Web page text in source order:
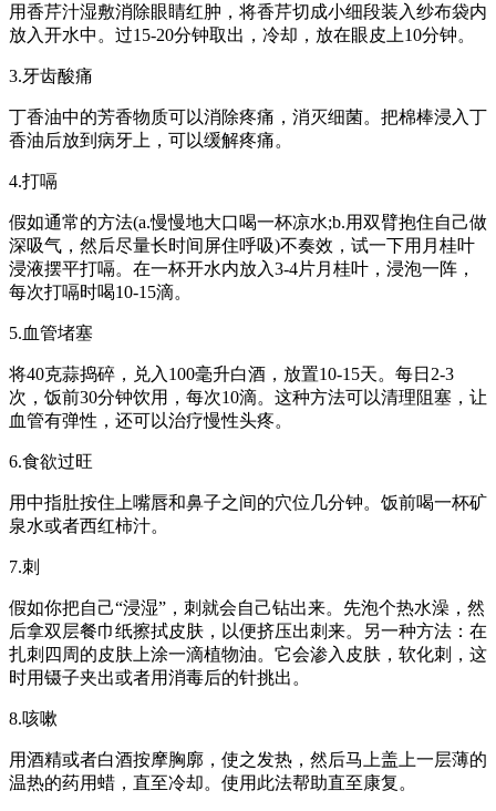
用香芹汁湿敷消除眼睛红肿，将香芹切成小细段装入纱布袋内
放入开水中。过15-20分钟取出，冷却，放在眼皮上10分钟。
3.牙齿酸痛
丁香油中的芳香物质可以消除疼痛，消灭细菌。把棉棒浸入丁
香油后放到病牙上，可以缓解疼痛。
4.打嗝
假如通常的方法(a.慢慢地大口喝一杯凉水;b.用双臂抱住自己做
深吸气，然后尽量长时间屏住呼吸)不奏效，试一下用月桂叶
浸液摆平打嗝。在一杯开水内放入3-4片月桂叶，浸泡一阵，
每次打嗝时喝10-15滴。
5.血管堵塞
将40克蒜捣碎，兑入100毫升白酒，放置10-15天。每日2-3
次，饭前30分钟饮用，每次10滴。这种方法可以清理阻塞，让
血管有弹性，还可以治疗慢性头疼。
6.食欲过旺
用中指肚按住上嘴唇和鼻子之间的穴位几分钟。饭前喝一杯矿
泉水或者西红柿汁。
7.刺
假如你把自己“浸湿”，刺就会自己钻出来。先泡个热水澡，然
后拿双层餐巾纸擦拭皮肤，以便挤压出刺来。另一种方法：在
扎刺四周的皮肤上涂一滴植物油。它会渗入皮肤，软化刺，这
时用镊子夹出或者用消毒后的针挑出。
8.咳嗽
用酒精或者白酒按摩胸廓，使之发热，然后马上盖上一层薄的
温热的药用蜡，直至冷却。使用此法帮助直至康复。